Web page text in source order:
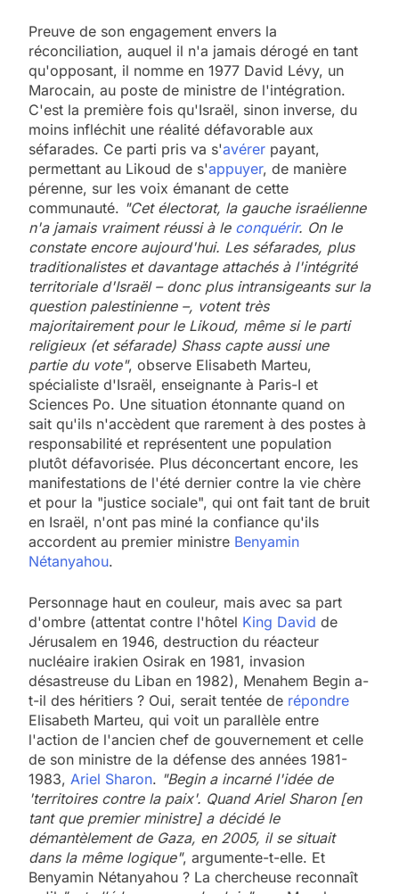
Preuve de son engagement envers la
réconciliation, auquel il n'a jamais dérogé en tant
qu'opposant, il nomme en 1977 David Lévy, un
Marocain, au poste de ministre de l'intégration.
C'est la première fois qu'Israël, sinon inverse, du
moins infléchit une réalité défavorable aux
séfarades. Ce parti pris va s'avérer payant,
permettant au Likoud de s'appuyer, de manière
pérenne, sur les voix émanant de cette
communauté. "Cet électorat, la gauche israélienne
n'a jamais vraiment réussi à le conquérir. On le
constate encore aujourd'hui. Les séfarades, plus
traditionalistes et davantage attachés à l'intégrité
territoriale d'Israël – donc plus intransigeants sur la
question palestinienne –, votent très
majoritairement pour le Likoud, même si le parti
religieux (et séfarade) Shass capte aussi une
partie du vote", observe Elisabeth Marteu,
spécialiste d'Israël, enseignante à Paris-I et
Sciences Po. Une situation étonnante quand on
sait qu'ils n'accèdent que rarement à des postes à
responsabilité et représentent une population
plutôt défavorisée. Plus déconcertant encore, les
manifestations de l'été dernier contre la vie chère
et pour la "justice sociale", qui ont fait tant de bruit
en Israël, n'ont pas miné la confiance qu'ils
accordent au premier ministre Benyamin
Nétanyahou.
Personnage haut en couleur, mais avec sa part
d'ombre (attentat contre l'hôtel King David de
Jérusalem en 1946, destruction du réacteur
nucléaire irakien Osirak en 1981, invasion
désastreuse du Liban en 1982), Menahem Begin a-
t-il des héritiers ? Oui, serait tentée de répondre
Elisabeth Marteu, qui voit un parallèle entre
l'action de l'ancien chef de gouvernement et celle
de son ministre de la défense des années 1981-
1983, Ariel Sharon. "Begin a incarné l'idée de
'territoires contre la paix'. Quand Ariel Sharon [en
tant que premier ministre] a décidé le
démantèlement de Gaza, en 2005, il se situait
dans la même logique", argumente-t-elle. Et
Benyamin Nétanyahou ? La chercheuse reconnaît